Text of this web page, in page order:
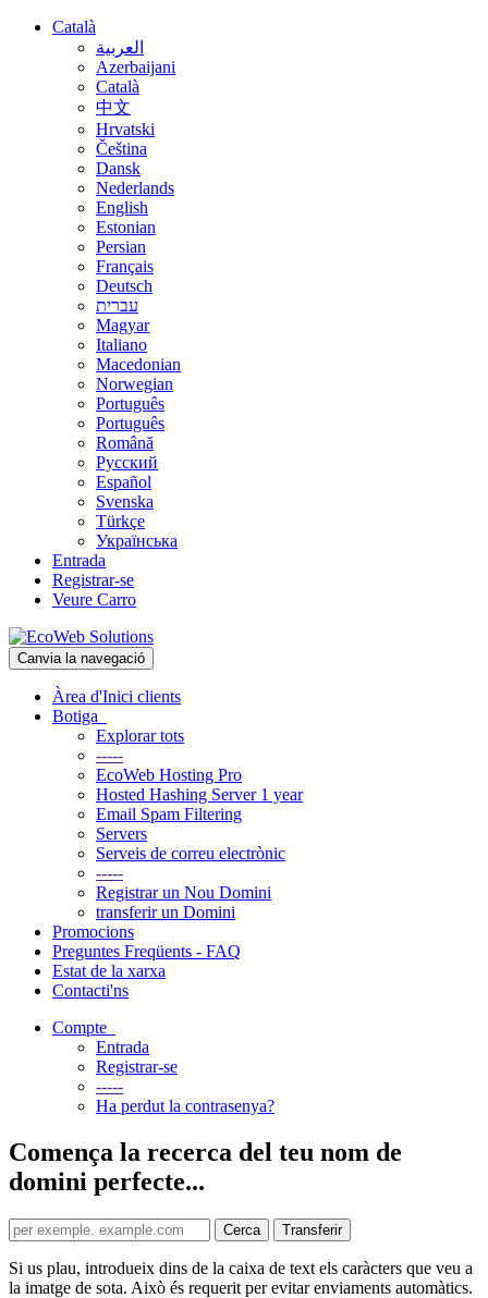
Català
العربية
Azerbaijani
Català
中文
Hrvatski
Čeština
Dansk
Nederlands
English
Estonian
Persian
Français
Deutsch
עברית
Magyar
Italiano
Macedonian
Norwegian
Português
Português
Română
Русский
Español
Svenska
Türkçe
Українська
Entrada
Registrar-se
Veure Carro
Canvia la navegació
Àrea d'Inici clients
Botiga
Explorar tots
-----
EcoWeb Hosting Pro
Hosted Hashing Server 1 year
Email Spam Filtering
Servers
Serveis de correu electrònic
-----
Registrar un Nou Domini
transferir un Domini
Promocions
Preguntes Freqüents - FAQ
Estat de la xarxa
Contacti'ns
Compte
Entrada
Registrar-se
-----
Ha perdut la contrasenya?
Comença la recerca del teu nom de
domini perfecte...
Si us plau, introdueix dins de la caixa de text els caràcters que veu a
la imatge de sota. Això és requerit per evitar enviaments automàtics.